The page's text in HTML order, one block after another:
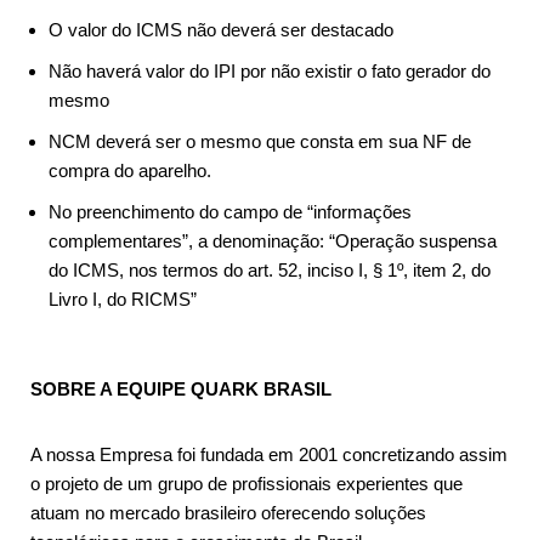
O valor do ICMS não deverá ser destacado
Não haverá valor do IPI por não existir o fato gerador do
mesmo
NCM deverá ser o mesmo que consta em sua NF de
compra do aparelho.
No preenchimento do campo de “informações
complementares”, a denominação: “Operação suspensa
do ICMS, nos termos do art. 52, inciso I, § 1º, item 2, do
Livro I, do RICMS”
SOBRE A EQUIPE QUARK BRASIL
A nossa Empresa foi fundada em 2001 concretizando assim
o projeto de um grupo de profissionais experientes que
atuam no mercado brasileiro oferecendo soluções